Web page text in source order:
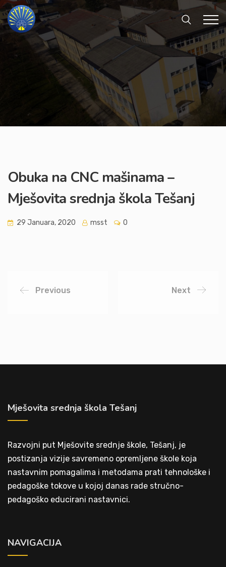
Obuka na CNC mašinama –
Mješovita srednja škola Tešanj
29 Januara, 2020 msst 0
Previous Next
Mješovita srednja škola Tešanj
Razvojni put Mješovite srednje škole, Tešanj, je
postizanja vizije savremeno opremljene škole koja
nastavnim pomagalima i metodama prati tehnološke i
pedagoške tokove u kojoj danas rade stručno-
pedagoško educirani nastavnici.
NAVIGACIJA